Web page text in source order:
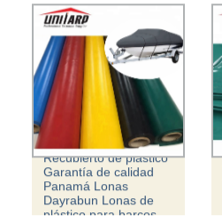
1000d * 1000d PVC
Recubierto de plástico
Garantía de calidad
Panamá Lonas
Dayrabun Lonas de
plástico para barcos